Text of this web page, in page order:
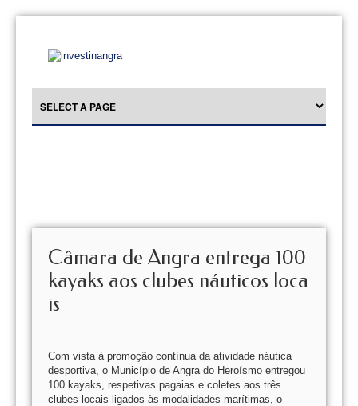
Câmara de Angra entrega 100
kayaks aos clubes náuticos loca
is
Com vista à promoção contínua da atividade náutica
desportiva, o Município de Angra do Heroísmo entregou
100 kayaks, respetivas pagaias e coletes aos três
clubes locais ligados às modalidades marítimas, o